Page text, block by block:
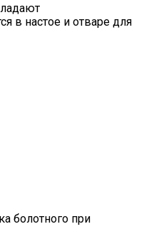
в настое и отваре для
болотного при